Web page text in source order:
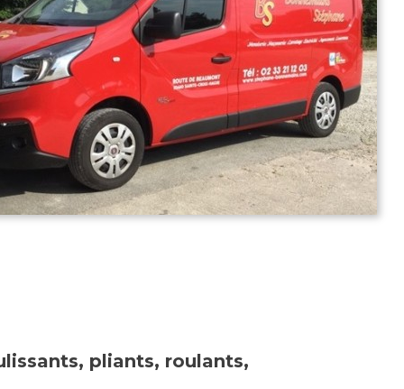
pliants, roulants,